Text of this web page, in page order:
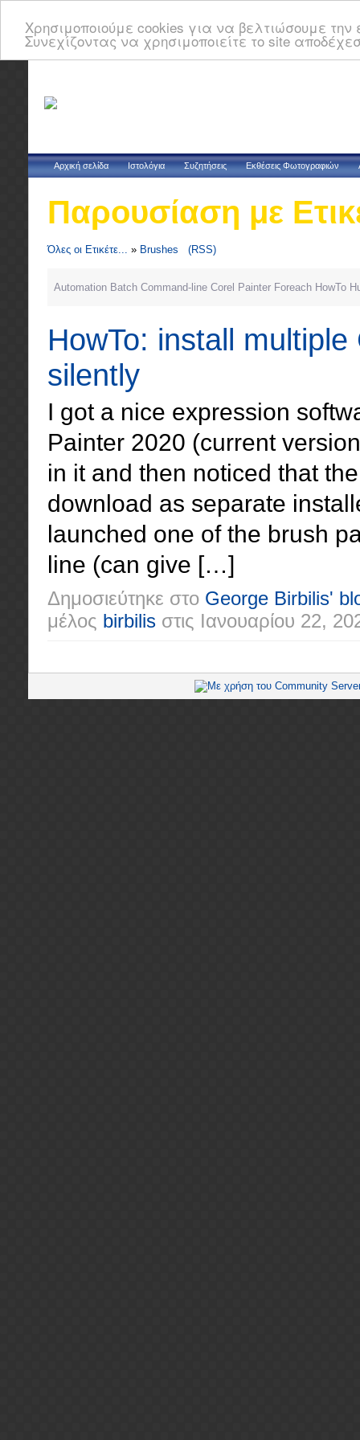
Χρησιμοποιούμε cookies για να βελτιώσουμε
Συνεχίζοντας να χρησιμοποιείτε το site
Αρχική σελίδα Ιστολόγια Συζητήσεις Εκθέσεις Φωτογραφιών
Παρουσίαση με
Όλες οι Ετικέτε... » Brushes (RSS)
Automation Batch Command-line Corel Painter Foreach HowTo
HowTo: install
silently
I got a nice expression
Painter 2020 (current
in it and then noticed that
download as separate
launched one of the brush
line (can give […]
Δημοσιεύτηκε στο George Birbilis'
μέλος birbilis στις Ιανουαρίου 22,